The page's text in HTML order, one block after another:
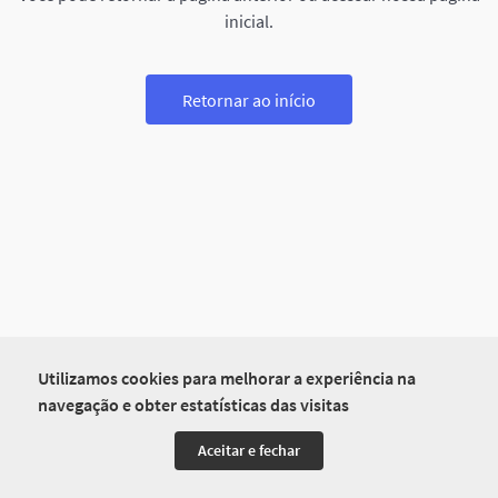
Utilizamos cookies para melhorar a experiência na
navegação e obter estatísticas das visitas
Aceitar e fechar
inicial.
Retornar ao início